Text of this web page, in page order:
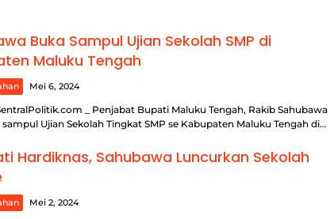
Buka Sampul Ujian Sekolah SMP di
Maluku Tengah
Mei 6, 2024
_ Penjabat Bupati Maluku Tengah, Rakib Sahubawa
Ujian Sekolah Tingkat SMP se Kabupaten Maluku Tengah di…
Hardiknas, Sahubawa Luncurkan Sekolah
Mei 2, 2024